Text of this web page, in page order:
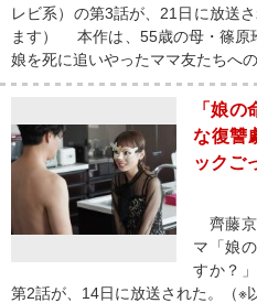
レビ系）の第3話が、21日に放送
ます） 本作は、55歳の母・篠原
娘を死に追いやったママ友たちへ
「娘
な復讐
ックご
齊藤京
マ「娘
すか？
第2話が、14日に放送された。（